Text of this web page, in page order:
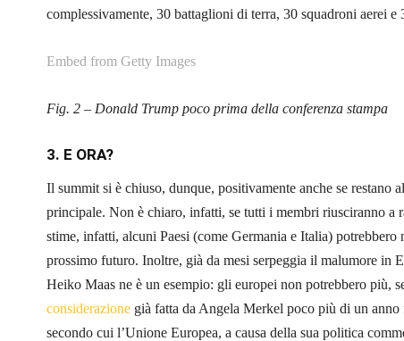
complessivamente, 30 battaglioni di terra, 30 squadroni aerei
Embed from Getty Images
Fig. 2 – Donald Trump poco prima della conferenza stampa
3. E ORA?
Il summit si è chiuso, dunque, positivamente anche se restano
principale. Non è chiaro, infatti, se tutti i membri riusciranno
stime, infatti, alcuni Paesi (come Germania e Italia)
prossimo futuro. Inoltre, già da mesi serpeggia il malumore in
Heiko Maas ne è un esempio: gli europei non potrebbero più,
considerazione già fatta da Angela Merkel poco più di un
secondo cui l’Unione Europea, a causa della sua politica